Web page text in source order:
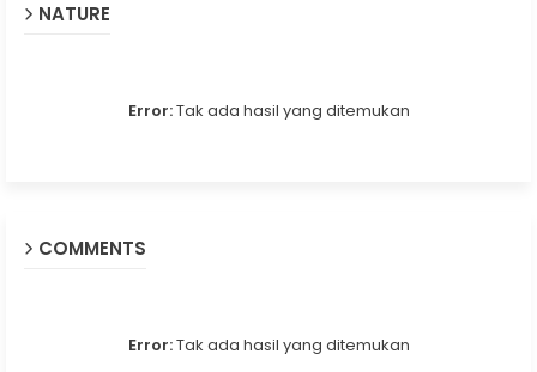
NATURE
Error:Tak ada hasil yang ditemukan
COMMENTS
Error:Tak ada hasil yang ditemukan